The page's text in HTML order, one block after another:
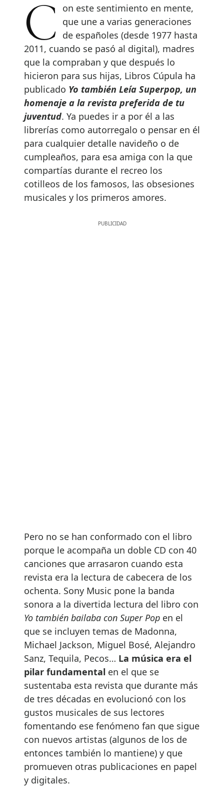
Con este sentimiento en mente,
que une a varias generaciones
de españoles (desde 1977 hasta
2011, cuando se pasó al digital), madres
que la compraban y que después lo
hicieron para sus hijas, Libros Cúpula ha
publicado Yo también Leía Superpop, un
homenaje a la revista preferida de tu
juventud. Ya puedes ir a por él a las
librerías como autorregalo o pensar en él
para cualquier detalle navideño o de
cumpleaños, para esa amiga con la que
compartías durante el recreo los
cotilleos de los famosos, las obsesiones
musicales y los primeros amores.
Pero no se han conformado con el libro
porque le acompaña un doble CD con 40
canciones que arrasaron cuando esta
revista era la lectura de cabecera de los
ochenta. Sony Music pone la banda
sonora a la divertida lectura del libro con
Yo también bailaba con Super Pop en el
que se incluyen temas de Madonna,
Michael Jackson, Miguel Bosé, Alejandro
Sanz, Tequila, Pecos… La música era el
pilar fundamental en el que se
sustentaba esta revista que durante más
de tres décadas en evolucionó con los
gustos musicales de sus lectores
fomentando ese fenómeno fan que sigue
con nuevos artistas (algunos de los de
entonces también lo mantiene) y que
promueven otras publicaciones en papel
y digitales.